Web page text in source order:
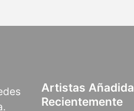
Artistas
Recientemente